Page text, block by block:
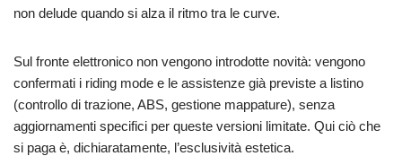
non delude quando si alza il ritmo tra le curve.
Sul fronte elettronico non vengono introdotte novità: vengono
confermati i riding mode e le assistenze già previste a listino
(controllo di trazione, ABS, gestione mappature), senza
aggiornamenti specifici per queste versioni limitate. Qui ciò che
si paga è, dichiaratamente, l’esclusività estetica.